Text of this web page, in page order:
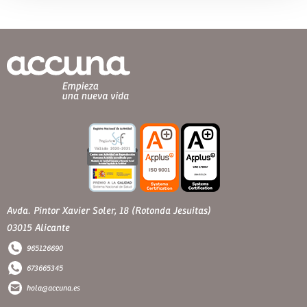
Avda. Pintor Xavier Soler, 18 (Rotonda Jesuitas)
03015 Alicante
965126690
673665345
hola@accuna.es